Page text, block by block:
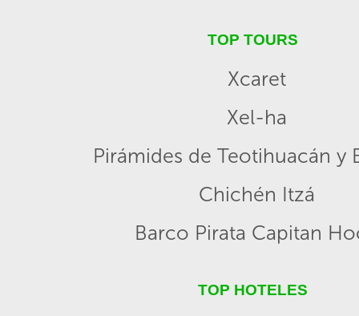
TOP TOURS
Xcaret
Xel-ha
Pirámides de Teotihuacán y
Chichén Itzá
Barco Pirata Capitan
TOP HOTELES